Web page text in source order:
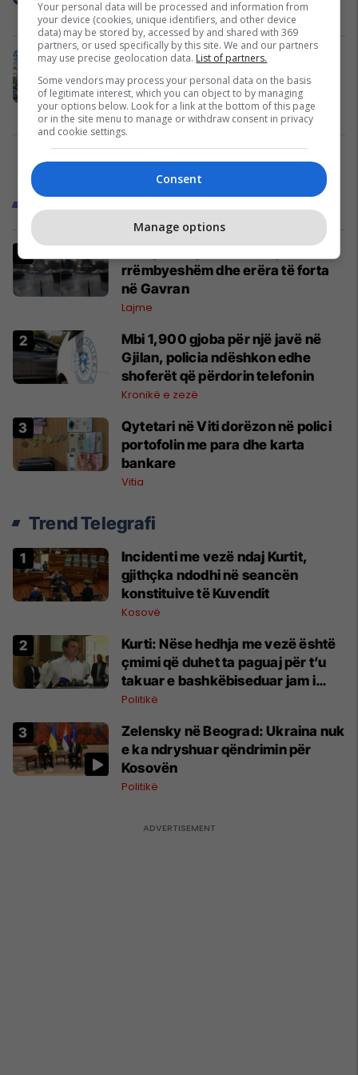
Siguri 20/09/2024
Policia në Gjilan me aktivitete të
shumta javore, u bën thirrje
qytetarëve që të respektojnë
dispozitat ligjore në trafik
Siguri 13/09/2024
3
Trend Gjilani
rrëmbyeshëm dhe erëra të forta
në Gavran
Lajme
Mbi 1,900 gjoba për një javë në
Gjilan, policia ndëshkon edhe
shoferët që përdorin telefonin
Kronikë e zezë
Qytetari në Viti dorëzon në polici
portofolin me para dhe karta
bankare
Vitia
Trend Telegrafi
Incidenti me vezë ndaj Kurtit,
gjithçka ndodhi në seancën
konstituive të Kuvendit
Kosovë
Kurti: Nëse hedhja me vezë është
çmimi që duhet ta paguaj për t’u
takuar e bashkëbiseduar jam i
lumtur ta bëj këtë
Politikë
Zelensky në Beograd: Ukraina nuk
e ka ndryshuar qëndrimin për
Kosovën
Politikë
Your personal data will be processed and information from
your device (cookies, unique identifiers, and other device
data) may be stored by, accessed by and shared with 369
partners, or used specifically by this site. We and our partners
may use precise geolocation data. List of partners.
Some vendors may process your personal data on the basis
of legitimate interest, which you can object to by managing
your options below. Look for a link at the bottom of this page
or in the site menu to manage or withdraw consent in privacy
and cookie settings.
Consent
Manage options